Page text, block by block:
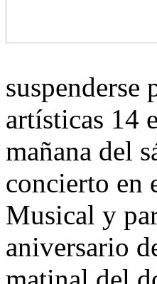
artísticas 14
mañana del
concierto en
Musical y
aniversario